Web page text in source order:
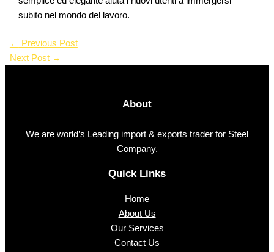
subito nel mondo del lavoro.
← Previous Post
Next Post →
About
We are world’s Leading import & exports trader for Steel
Company.
Quick Links
Home
About Us
Our Services
Contact Us